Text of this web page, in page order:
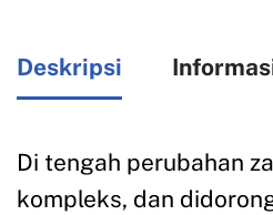
Deskripsi
Di tengah perubahan
kompleks, dan